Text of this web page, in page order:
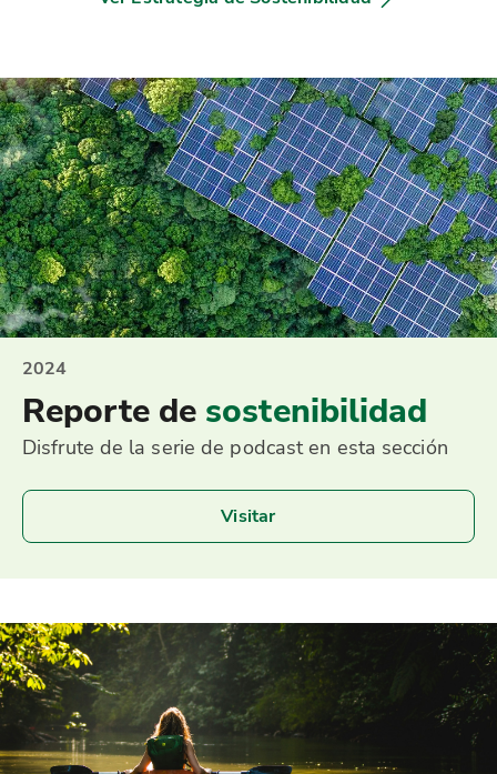
2024
Reporte de sostenibilidad
Disfrute de la serie de podcast en esta sección
Visitar